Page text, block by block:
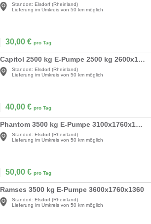
Standort: Elsdorf (Rheinland)
Lieferung im Umkreis von 50 km möglich
30,00 € pro Tag
Capitol 2500 kg E-Pumpe 2500 kg 2600x1660x360
Standort: Elsdorf (Rheinland)
Lieferung im Umkreis von 50 km möglich
40,00 € pro Tag
Phantom 3500 kg E-Pumpe 3100x1760x1360
Standort: Elsdorf (Rheinland)
Lieferung im Umkreis von 50 km möglich
50,00 € pro Tag
Ramses 3500 kg E-Pumpe 3600x1760x1360
Standort: Elsdorf (Rheinland)
Lieferung im Umkreis von 50 km möglich